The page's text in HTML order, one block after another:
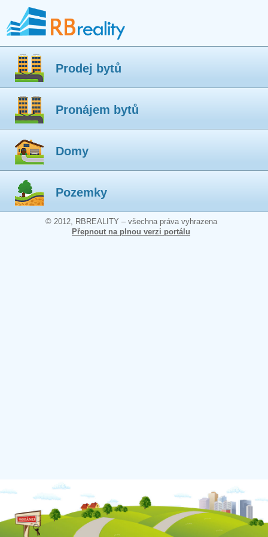
Prodej bytů
Pronájem bytů
Domy
Pozemky
© 2012, RBREALITY – všechna práva vyhrazena
Přepnout na plnou verzi portálu